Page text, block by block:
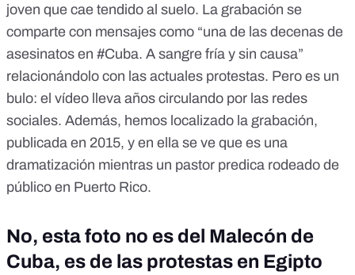
joven que cae tendido al suelo. La grabación se
comparte con mensajes como “una de las decenas de
asesinatos en #Cuba. A sangre fría y sin causa”
relacionándolo con las actuales protestas. Pero es un
bulo: el vídeo lleva años circulando por las redes
sociales. Además, hemos localizado la grabación,
publicada en 2015, y en ella se ve que es una
dramatización mientras un pastor predica rodeado de
público en Puerto Rico.
No, esta foto no es del Malecón de
Cuba, es de las protestas en Egipto